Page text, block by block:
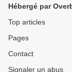
Hébergé par
Top articles
Pages
Contact
Signaler un abus